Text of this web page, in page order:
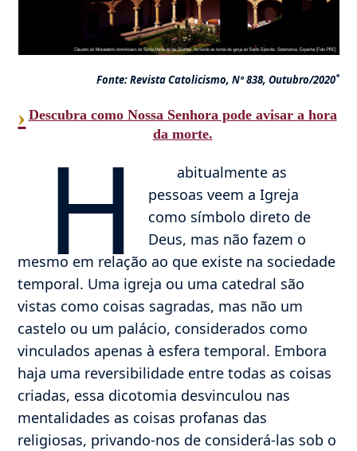
Fonte: Revista Catolicismo, Nº 838, Outubro/2020*
› Descubra como Nossa Senhora pode avisar a hora
da morte.
H
abitualmente as
pessoas veem a Igreja
como símbolo direto de
Deus, mas não fazem o
mesmo em relação ao que existe na sociedade
temporal. Uma igreja ou uma catedral são
vistas como coisas sagradas, mas não um
castelo ou um palácio, considerados como
vinculados apenas à esfera temporal. Embora
haja uma reversibilidade entre todas as coisas
criadas, essa dicotomia desvinculou nas
mentalidades as coisas profanas das
religiosas, privando-nos de considerá-las sob o